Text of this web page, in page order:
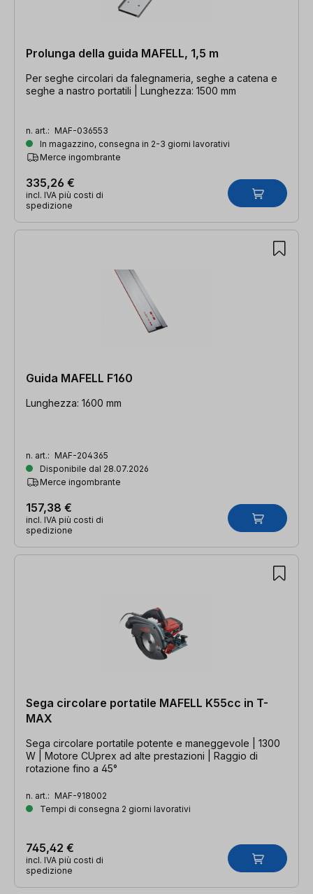
Prolunga della guida MAFELL, 1,5 m
Per seghe circolari da falegnameria, seghe a catena e
seghe a nastro portatili | Lunghezza: 1500 mm
n. art.: MAF-036553
In magazzino, consegna in 2-3 giorni lavorativi
Merce ingombrante
335,26 €
incl. IVA più costi di
spedizione
Guida MAFELL F160
Lunghezza: 1600 mm
n. art.: MAF-204365
Disponibile dal 28.07.2026
Merce ingombrante
157,38 €
incl. IVA più costi di
spedizione
Sega circolare portatile MAFELL K55cc in T-
MAX
Sega circolare portatile potente e maneggevole | 1300
W | Motore CUprex ad alte prestazioni | Raggio di
rotazione fino a 45°
n. art.: MAF-918002
Tempi di consegna 2 giorni lavorativi
745,42 €
incl. IVA più costi di
spedizione